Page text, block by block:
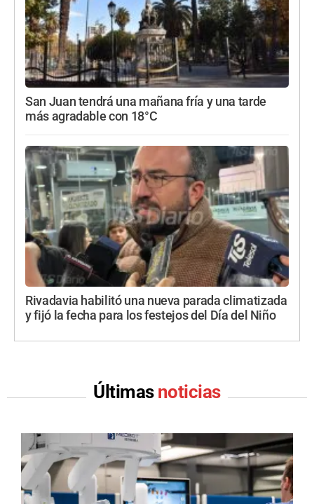
San Juan tendrá una mañana fría y una tarde
más agradable con 18°C
Rivadavia habilitó una nueva parada climatizada
y fijó la fecha para los festejos del Día del Niño
Últimas noticias